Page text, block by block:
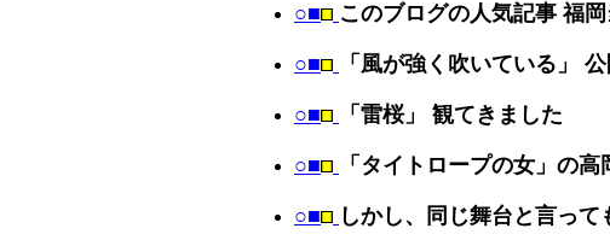
○■ このブログの人気記事 福
○■ 「風が強く吹いている」
○■ 「雷桜」 観てきました
○■ 「タイトロープの女」の高
○■ しかし、同じ舞台と言っ